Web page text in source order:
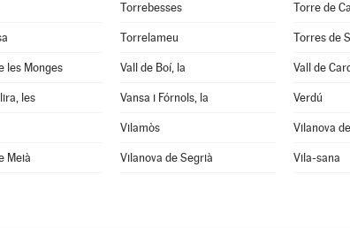
Torrebesses Torre de
Torrelameu Torres de
les Monges Vall de Boí, la Vall de
les Vansa i Fórnols, la Verdú
Vilamòs Vilanova
Meià Vilanova de Segrià Vila-sana